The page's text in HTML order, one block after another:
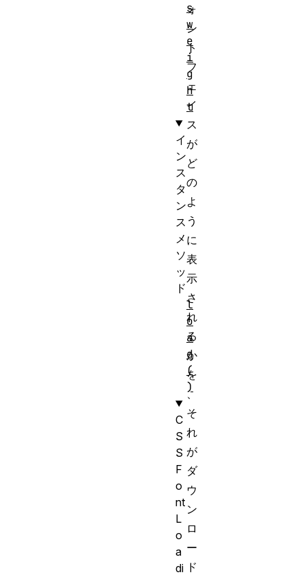
ォ
ン
ト
フ
ェ
イ
ス
が
ど
の
よ
う
に
表
示
さ
れ
る
か
を
、
そ
れ
が
ダ
ウ
ン
ロ
ー
ド
s
w
e
i
g
h
t
イ
ン
ス
タ
ン
ス
メ
ソ
ッ
ド
l
o
a
d
(
)
C
S
S
F
o
nt
L
o
a
di